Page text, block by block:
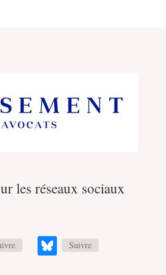
les réseaux sociaux
Suivre